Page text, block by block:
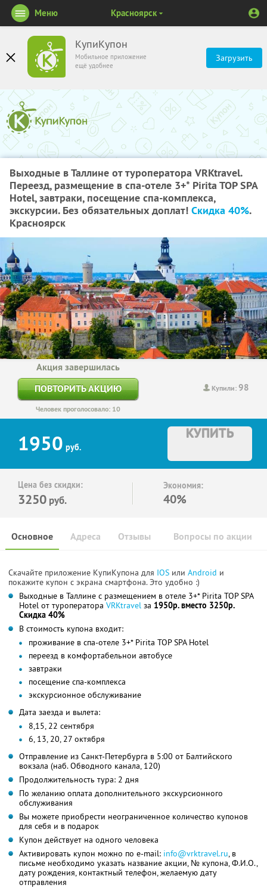
КупиКупон
Мобильное приложение
ещё удобнее
Загрузить
Меню Красноярск
Выходные в Таллине от туроператора VRKtravel.
Переезд, размещение в спа-отеле 3+* Pirita TOP SPA
Hotel, завтраки, посещение спа-комплекса,
экскурсии. Без обязательных доплат! Скидка 40%.
Красноярск
Купили:98
Акция завершилась
ПОВТОРИТЬ АКЦИЮ
Человек проголосовало: 10
1950 руб.
КУПИТЬ
Цена без скидки:
3250 руб.
Экономия:
40%
Основное Отзывы Вопросы по акции
Адреса
Скачайте приложение КупиКупона для IOS или Android и
покажите купон с экрана смартфона. Это удобно :)
Выходные в Таллине с размещением в отеле 3+* Pirita TOP SPA
Hotel от туроператора VRKtravel за 1950р. вместо 3250р.
Скидка 40%
В стоимость купона входит:
проживание в спа-отеле 3+* Pirita TOP SPA Hotel
переезд в комфортабельнои автобусе
завтраки
посещение спа-комплекса
экскурсионное обслуживание
Дата заезда и вылета:
8,15, 22 сентября
6, 13, 20, 27 октября
Отправление из Санкт-Петербурга в 5:00 от Балтийского
вокзала (наб. Обводного канала, 120)
Продолжительность тура: 2 дня
По желанию оплата дополнительного экскурсионного
обслуживания
Вы можете приобрести неограниченное количество купонов
для себя и в подарок
Купон действует на одного человека
Активировать купон можно по e-mail: info@vrktravel.ru, в
письме необходимо указать название акции, № купона, Ф.И.О.,
дату рождения, контактный телефон, желаемую дату
отправления